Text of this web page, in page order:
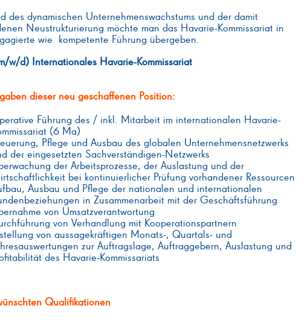
des dynamischen Unternehmenswachstums und der damit
Neustrukturierung möchte man das Havarie-Kommissariat in
wie kompetente Führung übergeben.
w/d) Internationales Havarie-Kommissariat
dieser neu geschaffenen Position:
Führung des / inkl. Mitarbeit im internationalen Havarie-
(6 Ma)
Pflege und Ausbau des globalen Unternehmensnetzwerks
der eingesetzten Sachverständigen-Netzwerks
der Arbeitsprozesse, der Auslastung und der
bei kontinuierlicher Prüfung vorhandener Ressourcen
Ausbau und Pflege der nationalen und internationalen
in Zusammenarbeit mit der Geschäftsführung
von Umsatzverantwortung
von Verhandlung mit Kooperationspartnern
von aussagekräftigen Monats-, Quartals- und
zur Auftragslage, Auftraggebern, Auslastung und
des Havarie-Kommissariats
Qualifikationen